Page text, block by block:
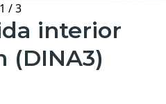
1 /3
interior
(DINA3)